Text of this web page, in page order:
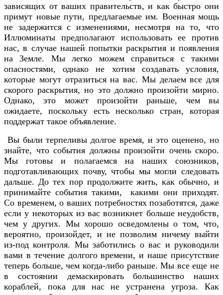
зависящих от ваших правительств, и как быстро они
примут новые пути, предлагаемые им. Военная мощь
не задержится с изменениями, несмотря на то, что
Иллюминаты предполагают использовать ее против
нас, в случае нашей попытки раскрытия и появления
на Земле. Мы легко можем справиться с такими
опасностями, однако не хотим создавать условия,
которые могут отразиться на вас. Мы делаем все для
скорого раскрытия, но это должно произойти мирно.
Однако, это может произойти раньше, чем вы
ожидаете, поскольку есть несколько стран, которая
поддержат такое объявление.
Вы были терпеливы долгое время, и это оценено, но
знайте, что события должны произойти очень скоро.
Мы готовы и полагаемся на наших союзников,
подготавливающих почву, чтобы мы могли следовать
дальше. До тех пор продолжите жить, как обычно, и
принимайте события такими, какими они приходят.
Со временем, о ваших потребностях позаботятся, даже
если у некоторых из вас возникнет больше неудобств,
чем у других. Мы хорошо осведомлены о том, что,
вероятно, произойдет, и не позволим ничему выйти
из-под контроля. Мы заботились о вас и руководили
вами в течение долгого времени, и наше присутствие
теперь больше, чем когда-либо раньше. Мы все еще не
в состоянии демаскировать большинство наших
кораблей, пока для нас не устранена угроза. Как